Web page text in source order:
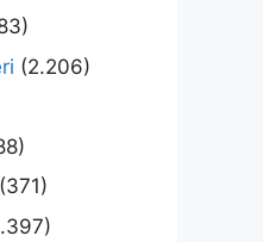
(2.206)
(371)